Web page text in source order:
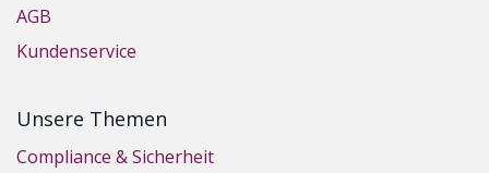
AGB
Kundenservice
Unsere Themen
Compliance & Sicherheit